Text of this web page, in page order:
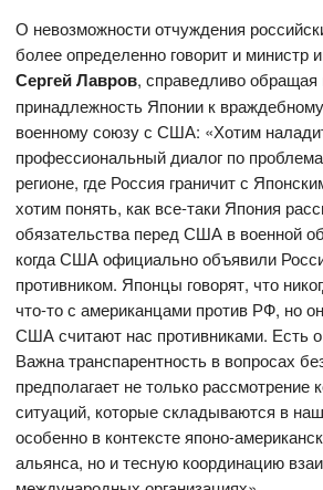
О невозможности отчуждения
более определенно говорит и министр
Сергей Лавров, справедливо обращая
принадлежность Японии к
военному союзу с США: «Хотим
профессиональный диалог по
регионе, где Россия граничит с
хотим понять, как все-таки Япония
обязательства перед США в военной
когда США официально объявили
противником. Японцы говорят, что
что-то с американцами против РФ, но
США считают нас противниками. Есть о
Важна транспарентность в вопросах
предполагает не только рассмотрение
ситуаций, которые складываются в
особенно в контексте японо-
альянса, но и тесную координацию